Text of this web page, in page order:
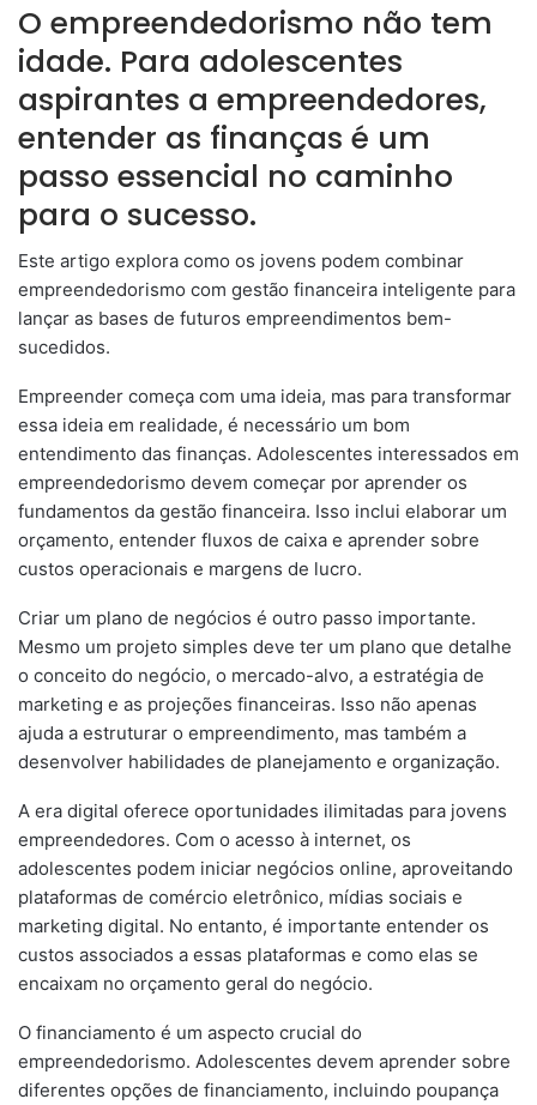
O empreendedorismo não tem
idade. Para adolescentes
aspirantes a empreendedores,
entender as finanças é um
passo essencial no caminho
para o sucesso.
Este artigo explora como os jovens podem combinar
empreendedorismo com gestão financeira inteligente para
lançar as bases de futuros empreendimentos bem-
sucedidos.
Empreender começa com uma ideia, mas para transformar
essa ideia em realidade, é necessário um bom
entendimento das finanças. Adolescentes interessados em
empreendedorismo devem começar por aprender os
fundamentos da gestão financeira. Isso inclui elaborar um
orçamento, entender fluxos de caixa e aprender sobre
custos operacionais e margens de lucro.
Criar um plano de negócios é outro passo importante.
Mesmo um projeto simples deve ter um plano que detalhe
o conceito do negócio, o mercado-alvo, a estratégia de
marketing e as projeções financeiras. Isso não apenas
ajuda a estruturar o empreendimento, mas também a
desenvolver habilidades de planejamento e organização.
A era digital oferece oportunidades ilimitadas para jovens
empreendedores. Com o acesso à internet, os
adolescentes podem iniciar negócios online, aproveitando
plataformas de comércio eletrônico, mídias sociais e
marketing digital. No entanto, é importante entender os
custos associados a essas plataformas e como elas se
encaixam no orçamento geral do negócio.
O financiamento é um aspecto crucial do
empreendedorismo. Adolescentes devem aprender sobre
diferentes opções de financiamento, incluindo poupança